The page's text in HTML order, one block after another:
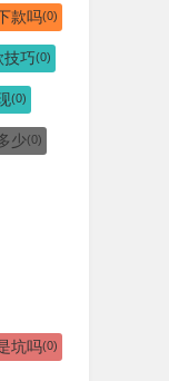
款吗(0)
技巧(0)
(0)
少(0)
坑吗(0)